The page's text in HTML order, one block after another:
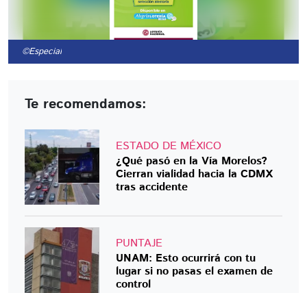
©Especial
Te recomendamos:
ESTADO DE MÉXICO
¿Qué pasó en la Vía Morelos?
Cierran vialidad hacia la CDMX
tras accidente
PUNTAJE
UNAM: Esto ocurrirá con tu
lugar si no pasas el examen de
control